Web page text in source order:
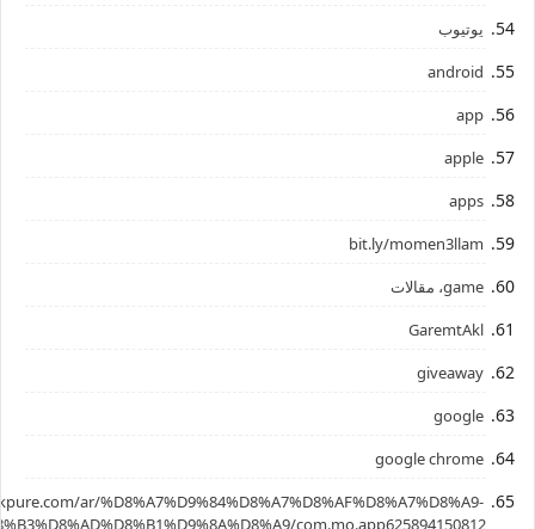
يوتيوب
android
app
apple
apps
bit.ly/momen3llam
game، مقالات
GaremtAkl
giveaway
google
google chrome
ar/%D8%A7%D9%84%D8%A7%D8%AF%D8%A7%D8%A9-
com.mo.app625894150812